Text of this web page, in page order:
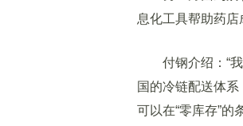
息化工具帮助药店
付钢介绍：“我
国的冷链配送体
可以在“零库存”